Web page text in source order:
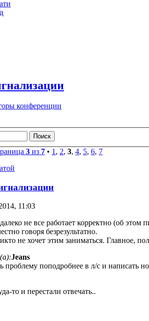
конференции
3 из 7 • 1 , 2, 3, 4, 5, 6, 7
11:03
не все работает корректно (об
говоря безрезультатно.
не хочет этим заниматься. Главное,
Jeans
проблему поподробнее в л/с и написать
то и перестали отвечать..